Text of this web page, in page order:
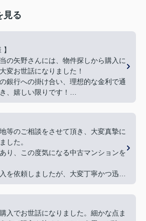
見る
の矢野さんには、物件探しから購入に
変お世話になりました！
銀行への掛け合い、理想的な金利で通
、嬉しい限りです！
条件にもかかわらず、何件も何件も、
をしてくださり、当初から親身に動い
、本当に感謝しています。
会えました事、嬉しく思います。本当
ございました！
して下さった矢野さんには、たいへん
なり、
、こちらの要望に沿った物件探しに尽
、
が笑顔になれる、素敵な家に出会えるこ
等のご相談をさせて頂き、大変真摯に
した。
り、この度気になる中古マンションを
を依頼しましたが、大変丁寧かつ迅速
頂き満足しております。
に進行して下さるのに加え、
生活風景を同じ目線で考えてくださ
入でお世話になりました。細かな点ま